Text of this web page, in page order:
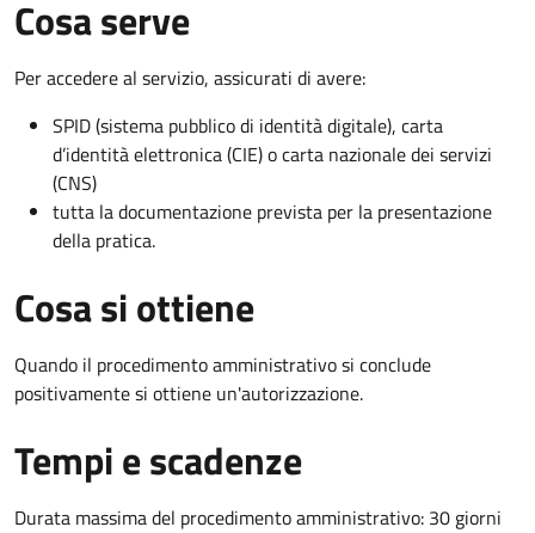
Cosa serve
Per accedere al servizio, assicurati di avere:
SPID (sistema pubblico di identità digitale), carta
d’identità elettronica (CIE) o carta nazionale dei servizi
(CNS)
tutta la documentazione prevista per la presentazione
della pratica.
Cosa si ottiene
Quando il procedimento amministrativo si conclude
positivamente si ottiene un'autorizzazione.
Tempi e scadenze
Durata massima del procedimento amministrativo: 30 giorni